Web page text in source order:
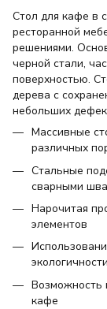
Стол для кафе в
ресторанной
решениями.
черной стали,
поверхностью.
дерева с
небольших
Массивные
различных
Стальные
сварными
Нарочитая
элементов
экологичности
Возможность
кафе